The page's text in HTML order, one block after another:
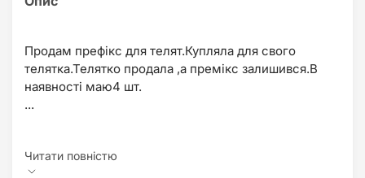
Продам префікс для телят.Купляла для свого
телятка.Телятко продала ,а премікс залишився.В
наявності маю4 шт.
...